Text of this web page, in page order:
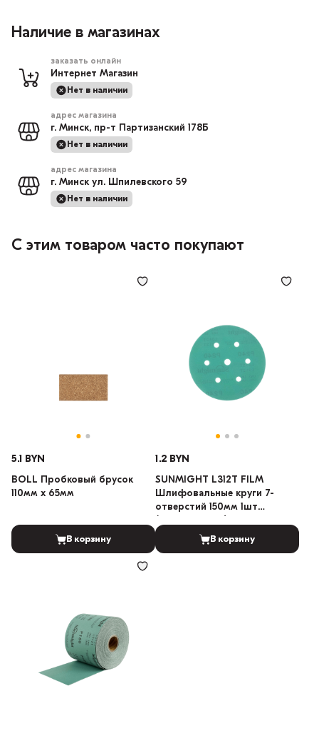
Наличие в магазинах
заказать онлайн
Интернет Магазин
Нет в наличии
адрес магазина
г. Минск, пр-т Партизанский 178Б
Нет в наличии
адрес магазина
г. Минск ул. Шпилевского 59
Нет в наличии
С этим товаром часто покупают
5.1 BYN
BOLL Пробковый брусок
110мм x 65мм
В корзину
1.2 BYN
SUNMIGHT L312T FILM
Шлифовальные круги 7-
отверстий 150мм 1шт
В корзину